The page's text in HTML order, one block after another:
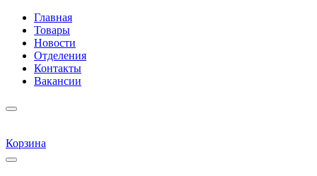
Главная
Товары
Новости
Отделения
Контакты
Вакансии
Корзина